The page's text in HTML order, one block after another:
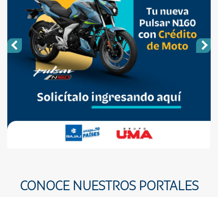
CONOCE NUESTROS PORTALES